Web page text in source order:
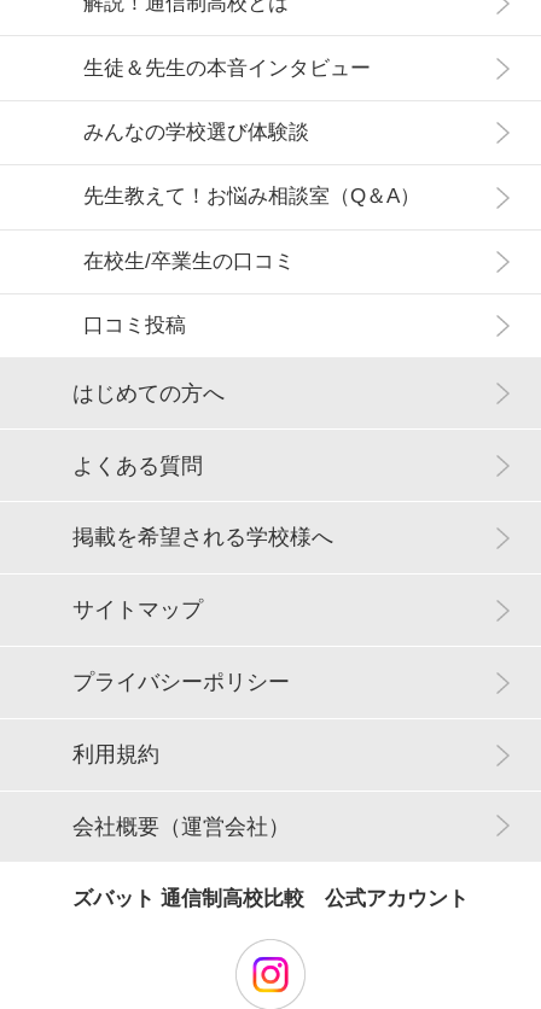
生徒＆先生の本音インタビュー
みんなの学校選び体験談
先生教えて！お悩み相談室（Q＆A）
在校生/卒業生の口コミ
口コミ投稿
はじめての方へ
よくある質問
掲載を希望される学校様へ
サイトマップ
プライバシーポリシー
利用規約
会社概要（運営会社）
ズバット 通信制高校比較 公式アカウント